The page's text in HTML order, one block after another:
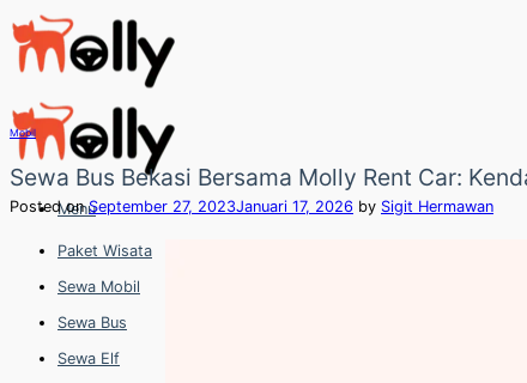
Skip
to
content
Menu
Paket Wisata
Sewa Mobil
Sewa Bus
Sewa Elf
Mobil
Sewa Bus Bekasi Bersama Molly Rent Car:
Posted onSeptember 27, 2023Januari 17, 2026 by Sigit Hermawan